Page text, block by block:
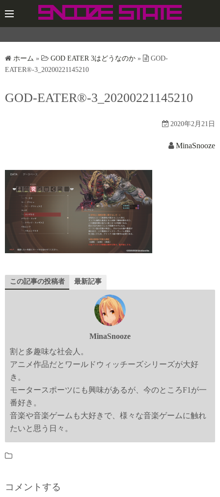
ン
ン
ツ
へ
キ
ホーム » GOD EATER 3はどうなのか »
GOD-
EATER®-3_20200221145210
GOD-EATER®-3_20200221145210
2020年2月21日
MinaSnooze
この記事の投稿者 最新記事
MinaSnooze
割と多趣味な社会人。
アニメ作品だとワールドウィッチーズシリーズが大好
き。
モータースポーツにも興味があるが、今のところF1が一
番好き。
音楽や音楽ゲームも大好きで、様々な音楽ゲームに触れ
たいと思う日々。
コメントする